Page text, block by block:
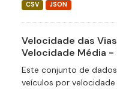
CSV JSON
Velocidade das
Velocidade Média
Este conjunto de
veículos por